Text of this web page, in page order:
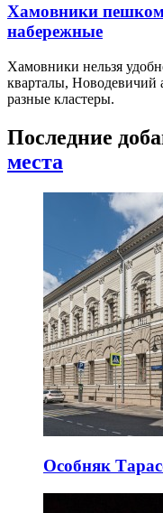
Хамовники
набережные
Хамовники нельзя
кварталы,
разные кластеры.
Последние
места
Особняк